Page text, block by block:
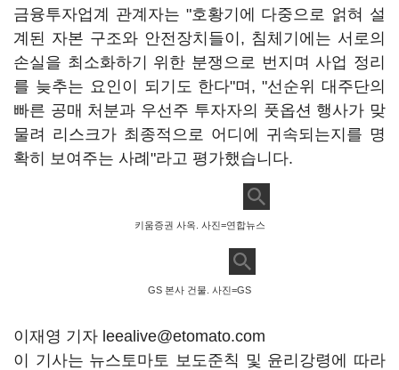
금융투자업계 관계자는 "호황기에 다중으로 얽혀 설
계된 자본 구조와 안전장치들이, 침체기에는 서로의
손실을 최소화하기 위한 분쟁으로 번지며 사업 정리
를 늦추는 요인이 되기도 한다"며, "선순위 대주단의
빠른 공매 처분과 우선주 투자자의 풋옵션 행사가 맞
물려 리스크가 최종적으로 어디에 귀속되는지를 명
확히 보여주는 사례"라고 평가했습니다.
키움증권 사옥. 사진=연합뉴스
GS 본사 건물. 사진=GS
이재영 기자 leealive@etomato.com
이 기사는 뉴스토마토 보도준칙 및 윤리강령에 따라